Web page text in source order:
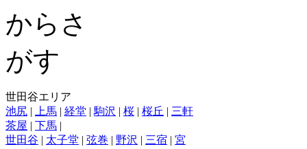
世田谷エリア
池尻 | 上馬 | 経堂 | 駒沢 | 桜 | 桜丘 | 三軒
茶屋 | 下馬 |
世田谷 | 太子堂 | 弦巻 | 野沢 | 三宿 | 宮